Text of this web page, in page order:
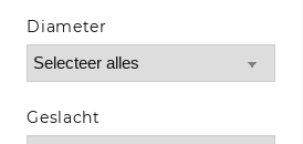
Diameter
Geslacht